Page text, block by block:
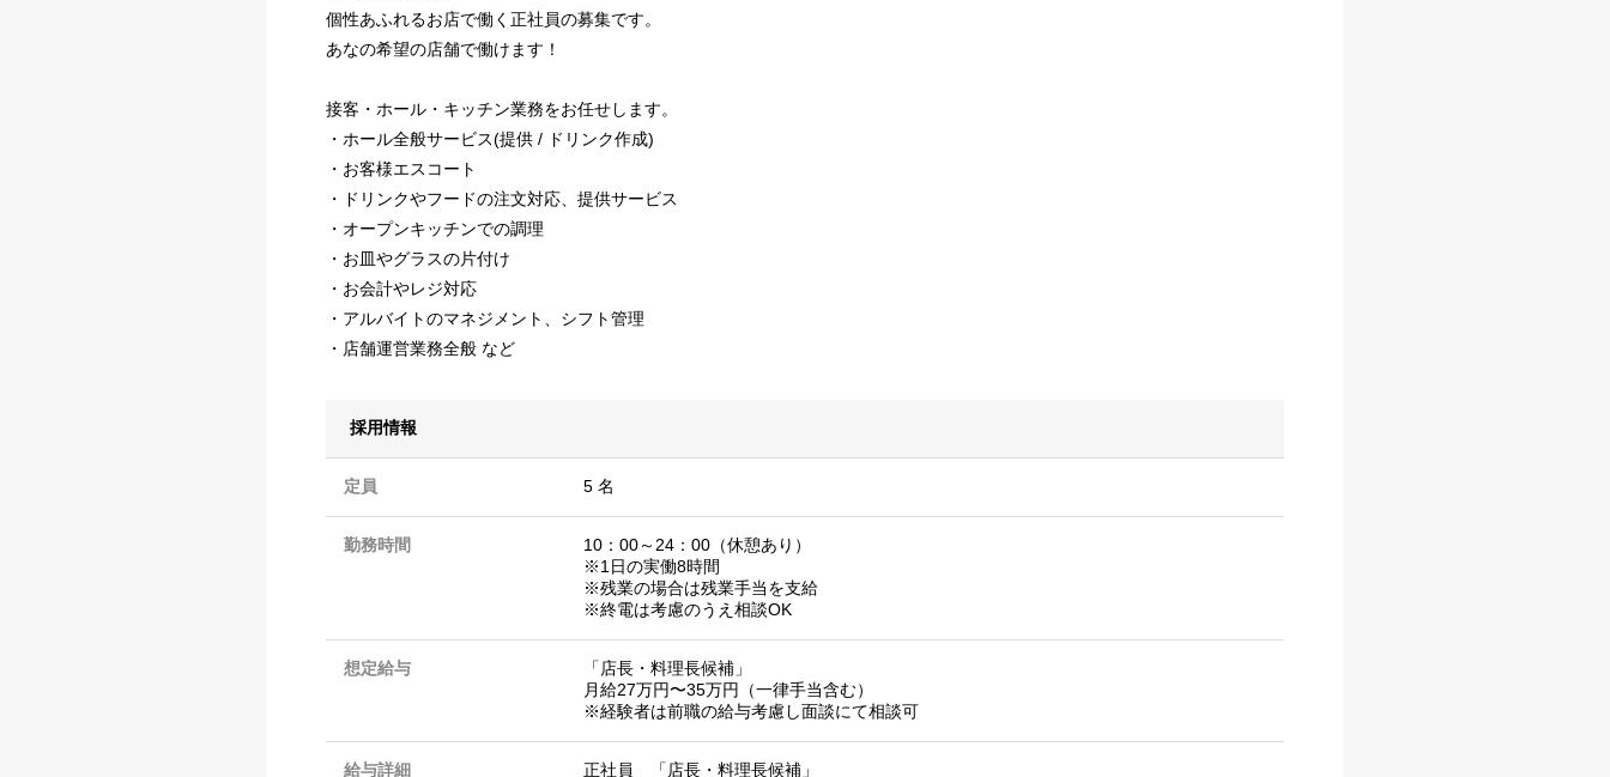
個性あふれるお店で働く正社員の募集です。
あなの希望の店舗で働けます！
接客・ホール・キッチン業務をお任せします。
・ホール全般サービス(提供 / ドリンク作成)
・お客様エスコート
・ドリンクやフードの注文対応、提供サービス
・オープンキッチンでの調理
・お皿やグラスの片付け
・お会計やレジ対応
・アルバイトのマネジメント、シフト管理
・店舗運営業務全般 など
採用情報
定員 5 名
勤務時間
10：00～24：00（休憩あり）
※1日の実働8時間
※残業の場合は残業手当を支給
※終電は考慮のうえ相談OK
想定給与
「店長・料理長候補」
月給27万円〜35万円（一律手当含む）
※経験者は前職の給与考慮し面談にて相談可
給与詳細
正社員 「店長・料理長候補」